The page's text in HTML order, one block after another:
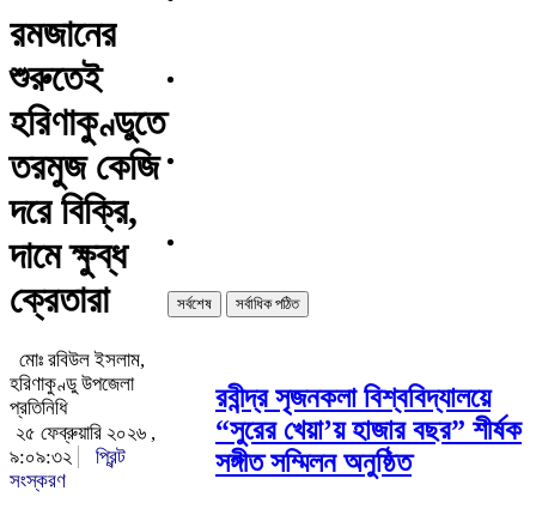
রমজানের
শুরুতেই
হরিণাকুণ্ডুতে
তরমুজ কেজি
দরে বিক্রি,
দামে ক্ষুব্ধ
ক্রেতারা
মোঃ রবিউল ইসলাম,
হরিণাকুণ্ডু উপজেলা
প্রতিনিধি
২৫ ফেব্রুয়ারি ২০২৬ ,
৯:০৯:৩২
প্রিন্ট
সংস্করণ
সর্বশেষ সর্বাধিক পঠিত
রবীন্দ্র সৃজনকলা বিশ্ববিদ্যালয়ে
“সুরের খেয়া’য় হাজার বছর” শীর্ষক
সঙ্গীত সম্মিলন অনুষ্ঠিত